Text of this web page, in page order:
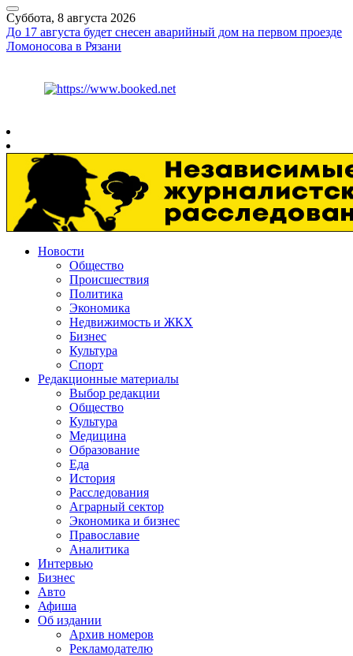
Суббота, 8 августа 2026
До 17 августа будет снесен аварийный дом на первом проезде
Ломоносова в Рязани
Новости
Общество
Происшествия
Политика
Экономика
Недвижимость и ЖКХ
Бизнес
Культура
Спорт
Редакционные материалы
Выбор редакции
Общество
Культура
Медицина
Образование
Еда
История
Расследования
Аграрный сектор
Экономика и бизнес
Православие
Аналитика
Интервью
Бизнес
Авто
Афиша
Об издании
Архив номеров
Рекламодателю